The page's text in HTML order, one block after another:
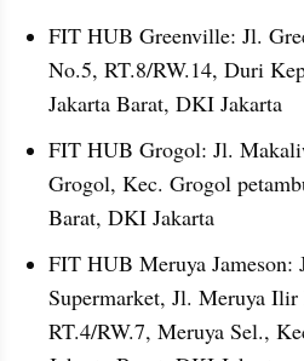
FIT HUB Greenville: Jl.
No.5, RT.8/RW.14, Duri
Jakarta Barat, DKI Jakarta
FIT HUB Grogol: Jl.
Grogol, Kec. Grogol
Barat, DKI Jakarta
FIT HUB Meruya Jameson:
Supermarket, Jl. Meruya
RT.4/RW.7, Meruya Sel.,